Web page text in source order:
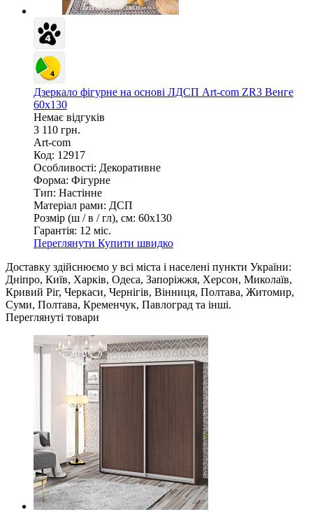
Дзеркало фігурне на основі ЛДСП Art-com ZR3 Венге
60х130
Немає відгуків
3 110 грн.
Art-com
Код: 12917
Особливості: Декоративне
Форма: Фігурне
Тип: Настінне
Матеріал рами: ДСП
Розмір (ш / в / гл), см: 60х130
Гарантія: 12 міс.
Переглянути Купити швидко
Доставку здійснюємо у всі міста і населені пункти України:
Дніпро, Київ, Харків, Одеса, Запоріжжя, Херсон, Миколаїв,
Кривий Ріг, Черкаси, Чернігів, Вінниця, Полтава, Житомир,
Суми, Полтава, Кременчук, Павлоград та інші.
Переглянуті товари